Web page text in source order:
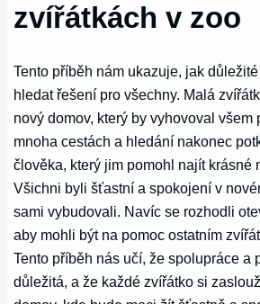
zvířátkách v zoo
Tento příběh nám ukazuje, jak
hledat řešení pro všechny. Malá
nový domov, který by vyhovoval všem
mnoha cestách a hledání nakonec
člověka, který jim pomohl najít krásné
Všichni byli šťastní a spokojení v
sami vybudovali. Navíc se rozhodli
aby mohli být na pomoc ostatním
Tento příběh nás učí, že spolupráce a
důležitá, a že každé zvířátko si